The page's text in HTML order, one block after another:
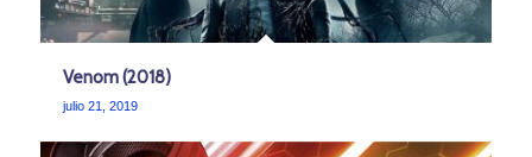
Venom (2018)
julio 21, 2019